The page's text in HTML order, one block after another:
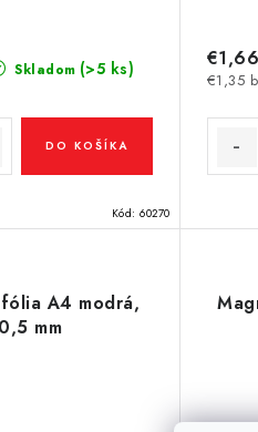
Skladom (>5 ks)
DO KOŠÍKA
Kód: 60270
€1,35
€1,66
A4 modrá,
mm